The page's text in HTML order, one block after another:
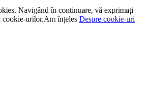
Navigând în continuare, vă exprimați
cookie-urilor.Am înțeles Despre cookie-uri